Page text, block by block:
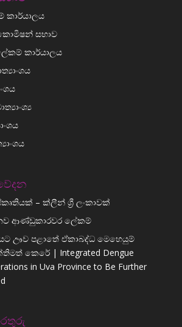
කාර්යාලය
කොමිෂන් සභාව
කාර්යාලය
– ක්ලීන් ශ්‍රී ලංකාවක්
ආණ්ඩුකාරවර ලේකම්
ඌව පළාතේ ඒකාබද්ධ මෙහෙයුම්
කෙරේ | Integrated Dengue
in Uva Province to Be Further